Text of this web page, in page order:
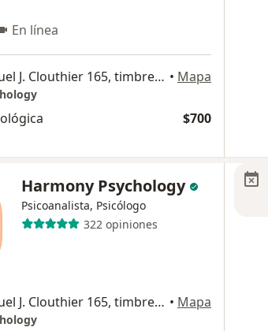
En línea
Avenida Manuel J. Clouthier 165, timbre 12, San Luis Potosi • Mapa
$700
Harmony Psychology
Psicoanalista, Psicólogo
322 opiniones
Avenida Manuel J. Clouthier 165, timbre 12, San Luis Potosi • Mapa